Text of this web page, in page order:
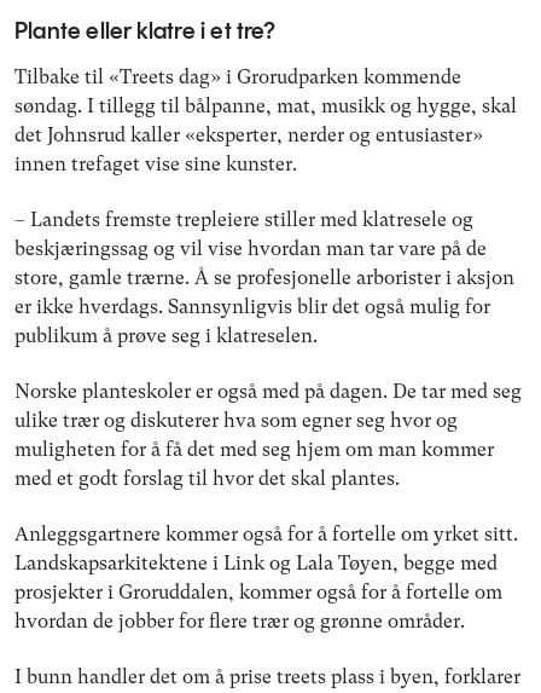
Plante eller klatre i et tre?
Tilbake til «Treets dag» i Grorudparken kommende
søndag. I tillegg til bålpanne, mat, musikk og hygge, skal
det Johnsrud kaller «eksperter, nerder og entusiaster»
innen trefaget vise sine kunster.
– Landets fremste trepleiere stiller med klatresele og
beskjæringssag og vil vise hvordan man tar vare på de
store, gamle trærne. Å se profesjonelle arborister i aksjon
er ikke hverdags. Sannsynligvis blir det også mulig for
publikum å prøve seg i klatreselen.
Norske planteskoler er også med på dagen. De tar med seg
ulike trær og diskuterer hva som egner seg hvor og
muligheten for å få det med seg hjem om man kommer
med et godt forslag til hvor det skal plantes.
Anleggsgartnere kommer også for å fortelle om yrket sitt.
Landskapsarkitektene i Link og Lala Tøyen, begge med
prosjekter i Groruddalen, kommer også for å fortelle om
hvordan de jobber for flere trær og grønne områder.
I bunn handler det om å prise treets plass i byen, forklarer